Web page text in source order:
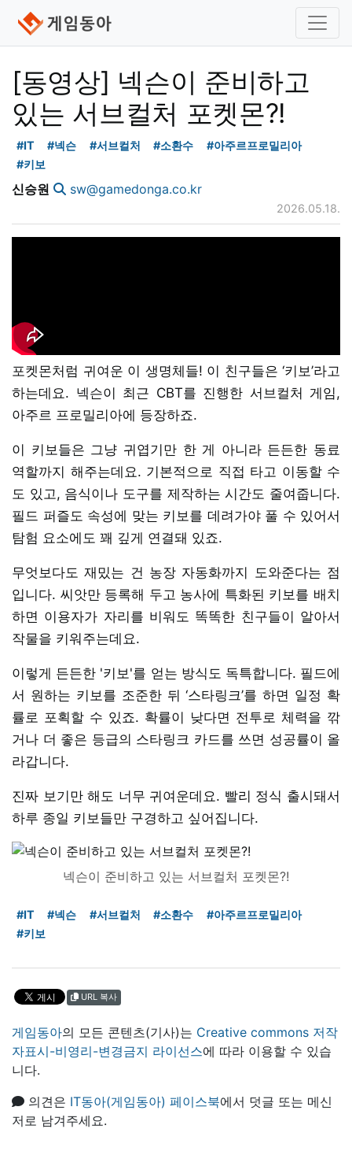
[동영상] 넥슨이 준비하고
있는 서브컬처 포켓몬?!
#IT #넥슨 #서브컬처 #소환수
#아주르프로밀리아
#키보
신승원 sw@gamedonga.co.kr
2026.05.18.
포켓몬처럼 귀여운 이 생명체들! 이 친구들은 ‘키보’라고
하는데요. 넥슨이 최근 CBT를 진행한 서브컬처 게임,
아주르 프로밀리아에 등장하죠.
이 키보들은 그냥 귀엽기만 한 게 아니라 든든한 동료
역할까지 해주는데요. 기본적으로 직접 타고 이동할 수
도 있고, 음식이나 도구를 제작하는 시간도 줄여줍니다.
필드 퍼즐도 속성에 맞는 키보를 데려가야 풀 수 있어서
탐험 요소에도 꽤 깊게 연결돼 있죠.
무엇보다도 재밌는 건 농장 자동화까지 도와준다는 점
입니다. 씨앗만 등록해 두고 농사에 특화된 키보를 배치
하면 이용자가 자리를 비워도 똑똑한 친구들이 알아서
작물을 키워주는데요.
이렇게 든든한 '키보'를 얻는 방식도 독특합니다. 필드에
서 원하는 키보를 조준한 뒤 ‘스타링크’를 하면 일정 확
률로 포획할 수 있죠. 확률이 낮다면 전투로 체력을 깎
거나 더 좋은 등급의 스타링크 카드를 쓰면 성공률이 올
라갑니다.
진짜 보기만 해도 너무 귀여운데요. 빨리 정식 출시돼서
하루 종일 키보들만 구경하고 싶어집니다.
넥슨이 준비하고 있는 서브컬처 포켓몬?!
#IT #넥슨 #서브컬처 #소환수
#아주르프로밀리아
#키보
URL 복사
게임동아의 모든 콘텐츠(기사)는 Creative commons 저작
자표시-비영리-변경금지 라이선스에 따라 이용할 수 있습
니다.
의견은 IT동아(게임동아) 페이스북에서 덧글 또는 메신
저로 남겨주세요.